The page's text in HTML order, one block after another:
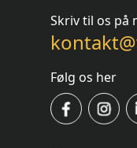
Skriv til os på
Følg os her